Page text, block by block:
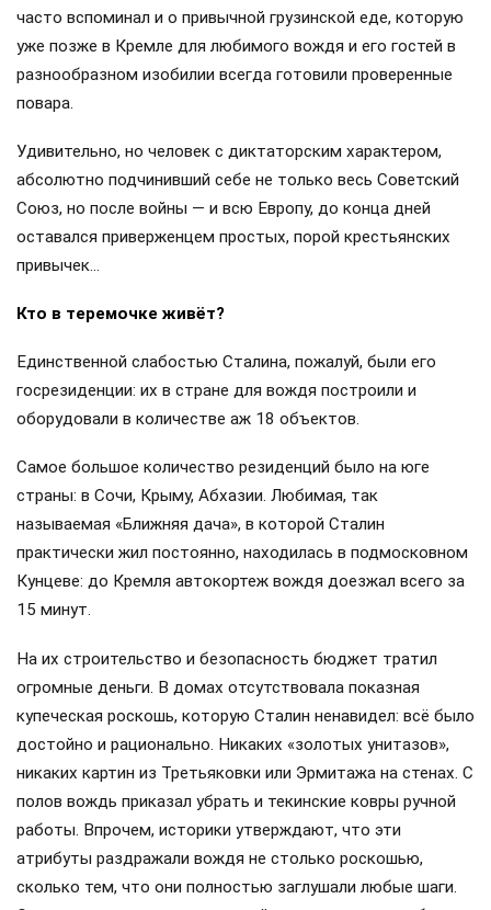
часто вспоминал и о привычной грузинской еде, которую
уже позже в Кремле для любимого вождя и его гостей в
разнообразном изобилии всегда готовили проверенные
повара.
Удивительно, но человек с диктаторским характером,
абсолютно подчинивший себе не только весь Советский
Союз, но после войны — и всю Европу, до конца дней
оставался приверженцем простых, порой крестьянских
привычек…
Кто в теремочке живёт?
Единственной слабостью Сталина, пожалуй, были его
госрезиденции: их в стране для вождя построили и
оборудовали в количестве аж 18 объектов.
Самое большое количество резиденций было на юге
страны: в Сочи, Крыму, Абхазии. Любимая, так
называемая «Ближняя дача», в которой Сталин
практически жил постоянно, находилась в подмосковном
Кунцеве: до Кремля автокортеж вождя доезжал всего за
15 минут.
На их строительство и безопасность бюджет тратил
огромные деньги. В домах отсутствовала показная
купеческая роскошь, которую Сталин ненавидел: всё было
достойно и рационально. Никаких «золотых унитазов»,
никаких картин из Третьяковки или Эрмитажа на стенах. С
полов вождь приказал убрать и текинские ковры ручной
работы. Впрочем, историки утверждают, что эти
атрибуты раздражали вождя не столько роскошью,
сколько тем, что они полностью заглушали любые шаги.